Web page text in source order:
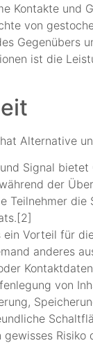
Kontakte und
von
Gegenübers
ist die
Alternative
Signal
der
Teilnehmer
Vorteil für
anderes
von